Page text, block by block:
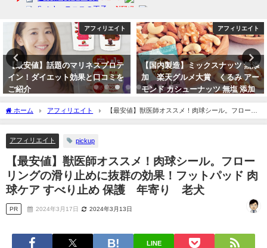
アフィリエイト
】話題のマリネスプロテ
イエット効果と口コミを
アフィリエイト
【国内製造】ミックスナッツ 無添
加 楽天グルメ大賞 くるみ アー
モンド カシューナッツ 無塩 添加
物不使用 植物油不使用
【VT
なセ
2024
ホーム アフィリエイト
【最安値】獣医師オススメ！肉球シール。フローリ
ングの滑り止めに抜群の効果！フットパッド 肉球ケア すべり止め 保護 年寄り 老犬
アフィリエイト pickup
【最安値】獣医師オススメ！肉球シール。フロー
リングの滑り止めに抜群の効果！フットパッド 肉
球ケア すべり止め 保護 年寄り 老犬
PR 2024年3月17日 2024年3月13日
LINE